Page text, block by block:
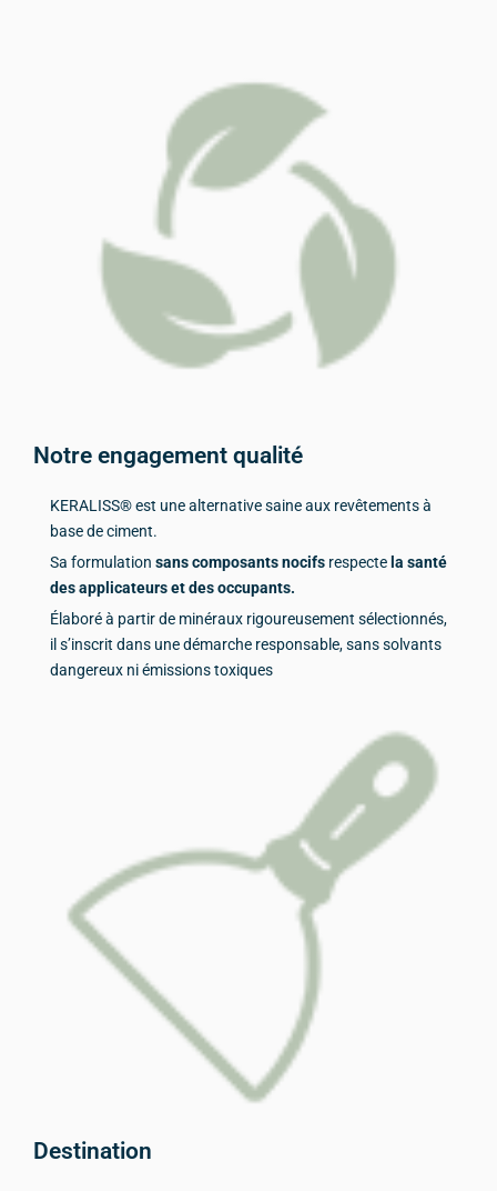
Notre engagement qualité
KERALISS® est une alternative saine aux revêtements à
base de ciment.
Sa formulation sans composants nocifs respecte la santé
des applicateurs et des occupants.
Élaboré à partir de minéraux rigoureusement sélectionnés,
il s’inscrit dans une démarche responsable, sans solvants
dangereux ni émissions toxiques
Destination